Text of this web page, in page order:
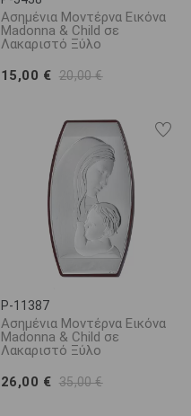
Ασημένια Μοντέρνα Εικόνα
Madonna & Child σε
Λακαριστό Ξύλο
15,00 € 20,00 €
P-11387
Ασημένια Μοντέρνα Εικόνα
Madonna & Child σε
Λακαριστό Ξύλο
26,00 € 35,00 €